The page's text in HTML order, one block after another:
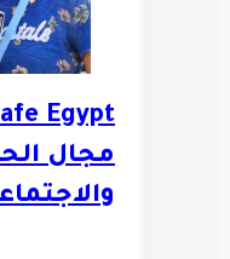
مجال